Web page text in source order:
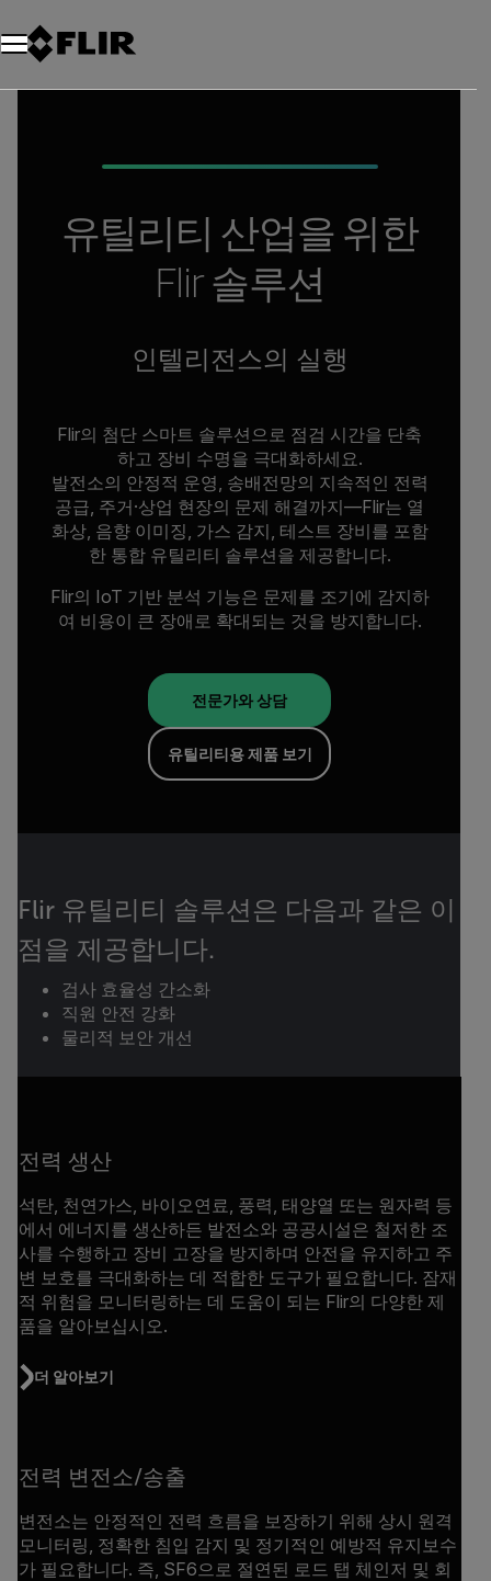
유틸리티 산업을 위한
Flir 솔루션
인텔리전스의 실행
Flir의 첨단 스마트 솔루션으로 점검 시간을 단축
하고 장비 수명을 극대화하세요.
발전소의 안정적 운영, 송배전망의 지속적인 전력
공급, 주거·상업 현장의 문제 해결까지—Flir는 열
화상, 음향 이미징, 가스 감지, 테스트 장비를 포함
한 통합 유틸리티 솔루션을 제공합니다.
Flir의 IoT 기반 분석 기능은 문제를 조기에 감지하
여 비용이 큰 장애로 확대되는 것을 방지합니다.
전문가와 상담
유틸리티용 제품 보기
Flir 유틸리티 솔루션은 다음과 같은 이
점을 제공합니다.
검사 효율성 간소화
직원 안전 강화
물리적 보안 개선
전력 생산
석탄, 천연가스, 바이오연료, 풍력, 태양열 또는 원자력 등
에서 에너지를 생산하든 발전소와 공공시설은 철저한 조
사를 수행하고 장비 고장을 방지하며 안전을 유지하고 주
변 보호를 극대화하는 데 적합한 도구가 필요합니다. 잠재
적 위험을 모니터링하는 데 도움이 되는 Flir의 다양한 제
품을 알아보십시오.
더 알아보기
전력 변전소/송출
변전소는 안정적인 전력 흐름을 보장하기 위해 상시 원격
모니터링, 정확한 침입 감지 및 정기적인 예방적 유지보수
가 필요합니다. 즉, SF6으로 절연된 로드 탭 체인저 및 회